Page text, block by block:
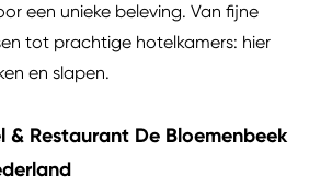
een unieke beleving. Van fijne
tot prachtige hotelkamers: hier
en slapen.
& Restaurant De Bloemenbeek